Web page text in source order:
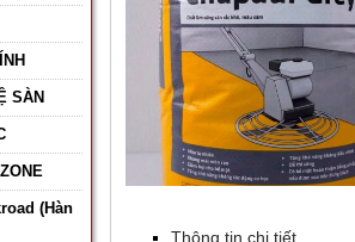
SÀN
(Hàn
Thông tin chi tiết